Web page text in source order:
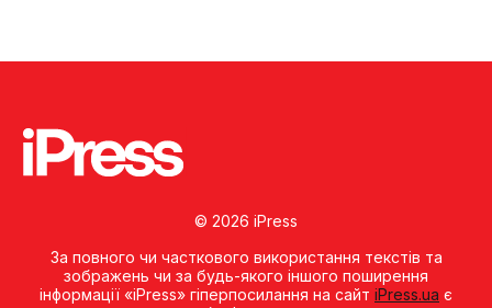
© 2026 iPress
За повного чи часткового використання текстів та
зображень чи за будь-якого іншого поширення
інформації «iPress» гіперпосилання на сайт iPress.ua є